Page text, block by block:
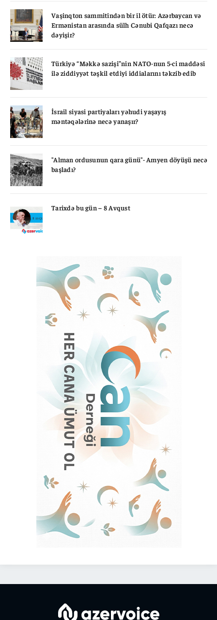
Vaşinqton sammitindən bir il ötür: Azərbaycan və
Ermənistan arasında sülh Cənubi Qafqazı necə
dəyişir?
Türkiyə “Məkkə sazişi”nin NATO-nun 5-ci maddəsi
ilə ziddiyyət təşkil etdiyi iddialarını təkzib edib
İsrail siyasi partiyaları yəhudi yaşayış
məntəqələrinə necə yanaşır?
"Alman ordusunun qara günü"- Amyen döyüşü necə
başladı?
Tarixdə bu gün – 8 Avqust